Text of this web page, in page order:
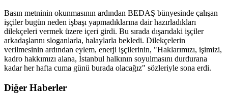
Basın metninin okunmasının ardından BEDAŞ bünyesinde çalışan
işçiler bugün neden işbaşı yapmadıklarına dair hazırladıkları
dilekçeleri vermek üzere içeri girdi. Bu sırada dışarıdaki işçiler
arkadaşlarını sloganlarla, halaylarla bekledi. Dilekçelerin
verilmesinin ardından eylem, enerji işçilerinin, "Haklarımızı, işimizi,
kadro hakkımızı alana, İstanbul halkının soyulmasını durdurana
kadar her hafta cuma günü burada olacağız" sözleriyle sona erdi.
Diğer Haberler